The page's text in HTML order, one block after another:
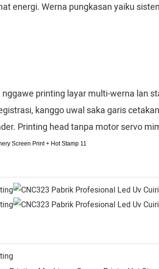
energi. Werna pungkasan yaiku
printing layar multi-werna lan
kanggo uwal saka garis
Printing head tanpa motor servo